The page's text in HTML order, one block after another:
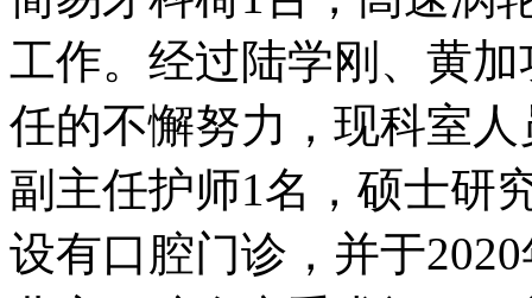
工作。经过陆学刚、黄
任的不懈努力，现科室
副主任护师1名，硕士研
设有口腔门诊，并于